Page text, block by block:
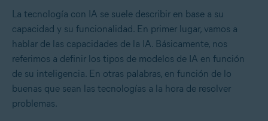
La tecnología con IA se suele describir en base a su
capacidad y su funcionalidad. En primer lugar, vamos a
hablar de las capacidades de la IA. Básicamente, nos
referimos a definir los tipos de modelos de IA en función
de su inteligencia. En otras palabras, en función de lo
buenas que sean las tecnologías a la hora de resolver
problemas.